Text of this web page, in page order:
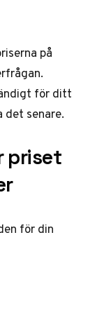
på
för ditt
det senare.
priset
för din